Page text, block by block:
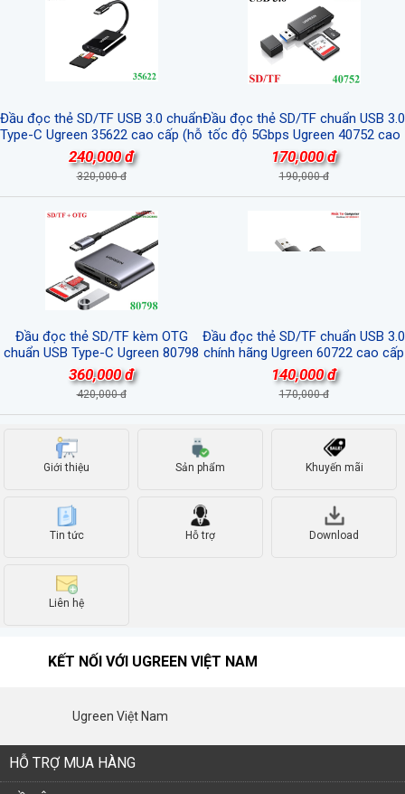
Đầu đọc thẻ SD/TF USB 3.0 chuẩn
Type-C Ugreen 35622 cao cấp (hỗ
trợ thẻ 2TB)
240,000 đ
320,000 đ
Đầu đọc thẻ SD/TF chuẩn USB 3.0
tốc độ 5Gbps Ugreen 40752 cao
cấp
170,000 đ
190,000 đ
Đầu đọc thẻ SD/TF kèm OTG
chuẩn USB Type-C Ugreen 80798
vỏ nhôm cao cấp
360,000 đ
420,000 đ
Đầu đọc thẻ SD/TF chuẩn USB 3.0
chính hãng Ugreen 60722 cao cấp
140,000 đ
170,000 đ
Giới thiệu Sản phẩm Khuyến mãi
Tin tức Hỗ trợ Download
Liên hệ
KẾT NỐI VỚI UGREEN VIỆT NAM
Ugreen Việt Nam
HỖ TRỢ MUA HÀNG